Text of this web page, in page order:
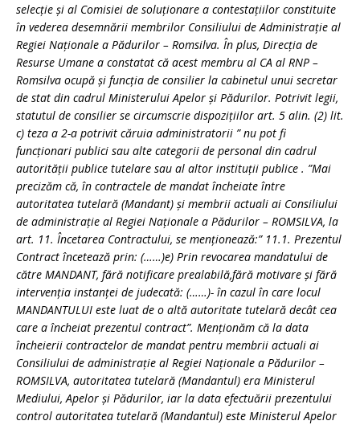
selecţie şi al Comisiei de soluţionare a contestaţiilor constituite
în vederea desemnării membrilor Consiliului de Administraţie al
Regiei Naţionale a Pădurilor – Romsilva. În plus, Direcția de
Resurse Umane a constatat că acest membru al CA al RNP –
Romsilva ocupă și funcția de consilier la cabinetul unui secretar
de stat din cadrul Ministerului Apelor și Pădurilor. Potrivit legii,
statutul de consilier se circumscrie dispozițiilor art. 5 alin. (2) lit.
c) teza a 2-a potrivit căruia administratorii ” nu pot fi
funcționari publici sau alte categorii de personal din cadrul
autorității publice tutelare sau al altor instituții publice . ”Mai
precizăm că, în contractele de mandat încheiate între
autoritatea tutelară (Mandant) şi membrii actuali ai Consiliului
de administraţie al Regiei Naţionale a Pădurilor – ROMSILVA, la
art. 11. Încetarea Contractului, se menţionează:” 11.1. Prezentul
Contract încetează prin: (……)e) Prin revocarea mandatului de
către MANDANT, fără notificare prealabilă,fără motivare şi fără
intervenţia instanţei de judecată: (……)- în cazul în care locul
MANDANTULUI este luat de o altă autoritate tutelară decât cea
care a încheiat prezentul contract”. Menţionăm că la data
încheierii contractelor de mandat pentru membrii actuali ai
Consiliului de administraţie al Regiei Naţionale a Pădurilor –
ROMSILVA, autoritatea tutelară (Mandantul) era Ministerul
Mediului, Apelor şi Pădurilor, iar la data efectuării prezentului
control autoritatea tutelară (Mandantul) este Ministerul Apelor